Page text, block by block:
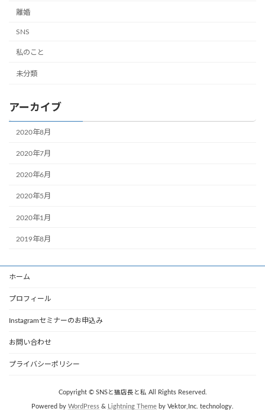
離婚
SNS
私のこと
未分類
アーカイブ
2020年8月
2020年7月
2020年6月
2020年5月
2020年1月
2019年8月
ホーム
プロフィール
Instagramセミナーのお申込み
お問い合わせ
プライバシーポリシー
Copyright © SNSと猫店長と私 All Rights Reserved.
Powered by WordPress & Lightning Theme by Vektor,Inc. technology.